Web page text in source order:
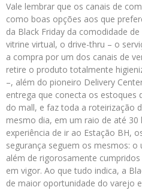
Vale lembrar que os canais de
como boas opções aos que
da Black Friday da comodidade
vitrine virtual, o drive-thru – o
a compra por um dos canais de
retire o produto totalmente
–, além do pioneiro Delivery
entrega que conecta os estoques
do mall, e faz toda a roteirização
mesmo dia, em um raio de até 30
experiência de ir ao Estação BH,
segurança seguem os mesmos:
além de rigorosamente
em vigor. Ao que tudo indica, a
de maior oportunidade do varejo